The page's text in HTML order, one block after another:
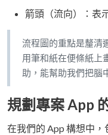
箭頭（流向）：表
流程圖的重點是釐清
用筆和紙在便條紙上
助，能幫助我們把腦
規劃專案 App
在我們的 App 構想中